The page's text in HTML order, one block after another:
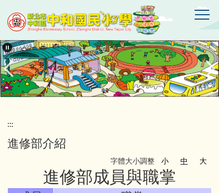
到
主
要
內
容
區
新
北
市
中
和
區
國
小
:::
進修部介紹
字體大小調整 小 中 大
進修部成員與職掌